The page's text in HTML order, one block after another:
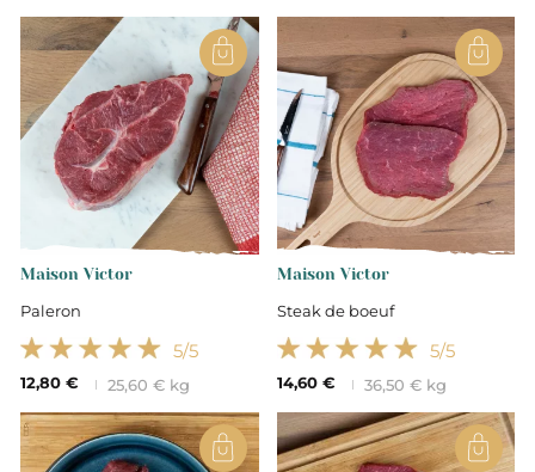
Maison Victor
Paleron
5/5
12,80 € 25,60 € kg
Maison Victor
Steak de boeuf
5/5
14,60 € 36,50 € kg